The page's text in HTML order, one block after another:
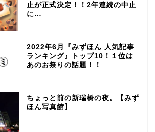
止が正式決定！！2年連続の中止
に…
2022年6月『みずほん 人気記事
ランキング』トップ10！１位は
あのお祭りの話題！！
ちょっと前の新瑞橋の夜。【みず
ほん写真館】